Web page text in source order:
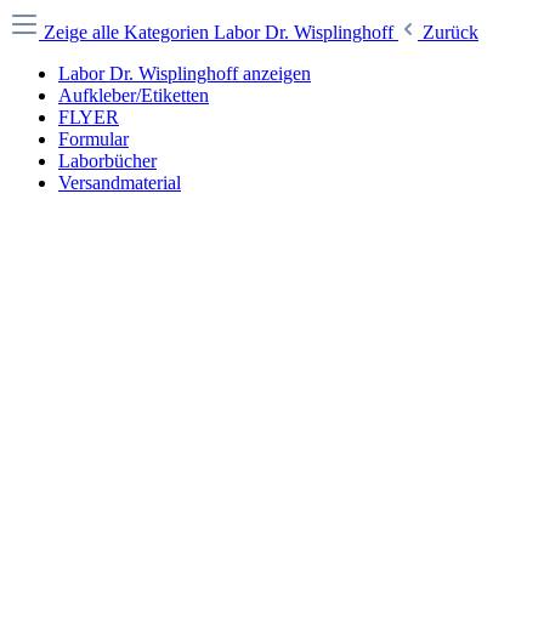
Zeige alle Kategorien Labor Dr. Wisplinghoff
Zurück
Labor Dr. Wisplinghoff anzeigen
Aufkleber/Etiketten
FLYER
Formular
Laborbücher
Versandmaterial